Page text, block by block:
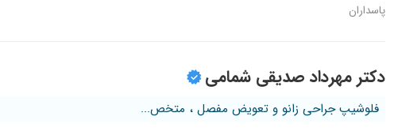
پاسداران
دکتر مهرداد صدیقی شمامی
فلوشیپ جراحی زانو و تعویض مفصل ، متخص...